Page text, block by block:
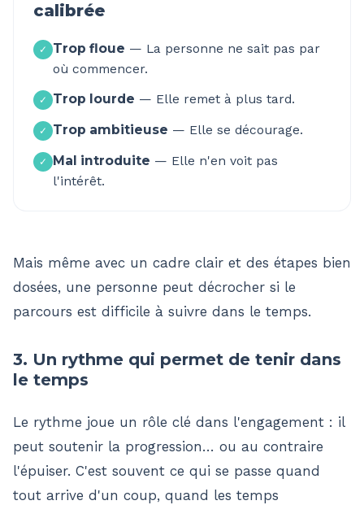
calibrée
✓ Trop floue — La personne ne sait pas par
où commencer.
✓ Trop lourde — Elle remet à plus tard.
✓ Trop ambitieuse — Elle se décourage.
✓ Mal introduite — Elle n'en voit pas
l'intérêt.
Mais même avec un cadre clair et des étapes bien
dosées, une personne peut décrocher si le
parcours est difficile à suivre dans le temps.
3. Un rythme qui permet de tenir dans
le temps
Le rythme joue un rôle clé dans l'engagement : il
peut soutenir la progression… ou au contraire
l'épuiser. C'est souvent ce qui se passe quand
tout arrive d'un coup, quand les temps